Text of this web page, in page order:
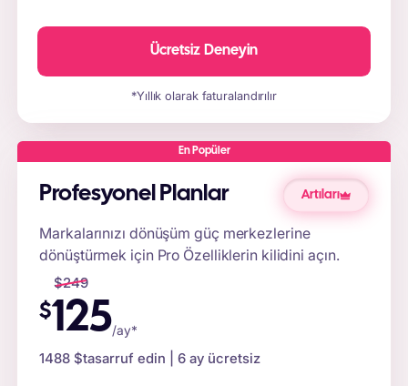
Ücretsiz Deneyin
*Yıllık olarak faturalandırılır
En Popüler
Profesyonel Planlar Artıları
Markalarınızı dönüşüm güç merkezlerine
dönüştürmek için Pro Özelliklerin kilidini açın.
$249
$125/ay*
1488 $tasarruf edin | 6 ay ücretsiz